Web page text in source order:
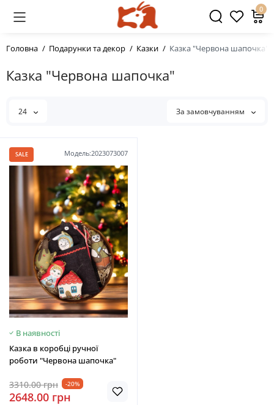
0
Головна Подарунки та декор Казки Казка "Червона шапочка"
Казка "Червона шапочка"
24 За замовчуванням
Модель:2023073007
SALE
В наявності
Казка в коробці ручної
роботи "Червона шапочка"
3310.00 грн -20%
2648.00 грн